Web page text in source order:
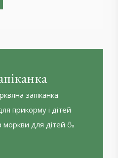
запіканка
прикорму і дітей
моркви для дітей 🍶